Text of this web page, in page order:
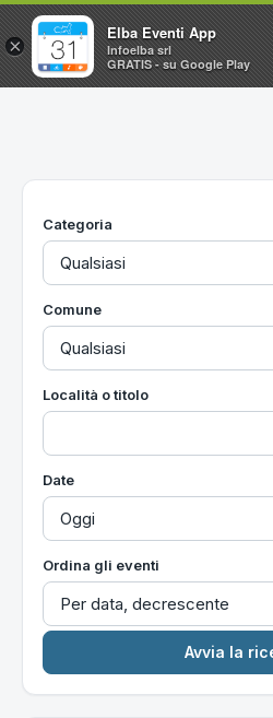
Home
Utilità
Categoria
Comune
Località o titolo
Date
Ordina gli eventi
×
Elba Eventi App
Infoelba srl
GRATIS - su Google Play